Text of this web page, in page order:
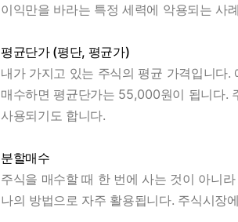
이익만을 바라는 특정 세력에 악용되는 사
평균단가 (평단, 평균가)
내가 가지고 있는 주식의 평균 가격입니
매수하면 평균단가는 55,000원이 됩니다.
사용되기도 합니다.
분할매수
주식을 매수할 때 한 번에 사는 것이 아니
나의 방법으로 자주 활용됩니다. 주식시장